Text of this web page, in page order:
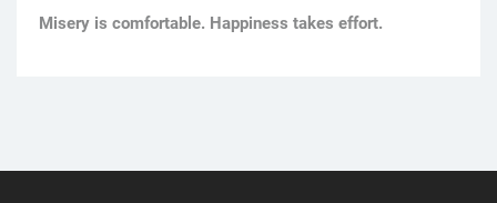
Мisery is comfortable. Happiness takes effort.